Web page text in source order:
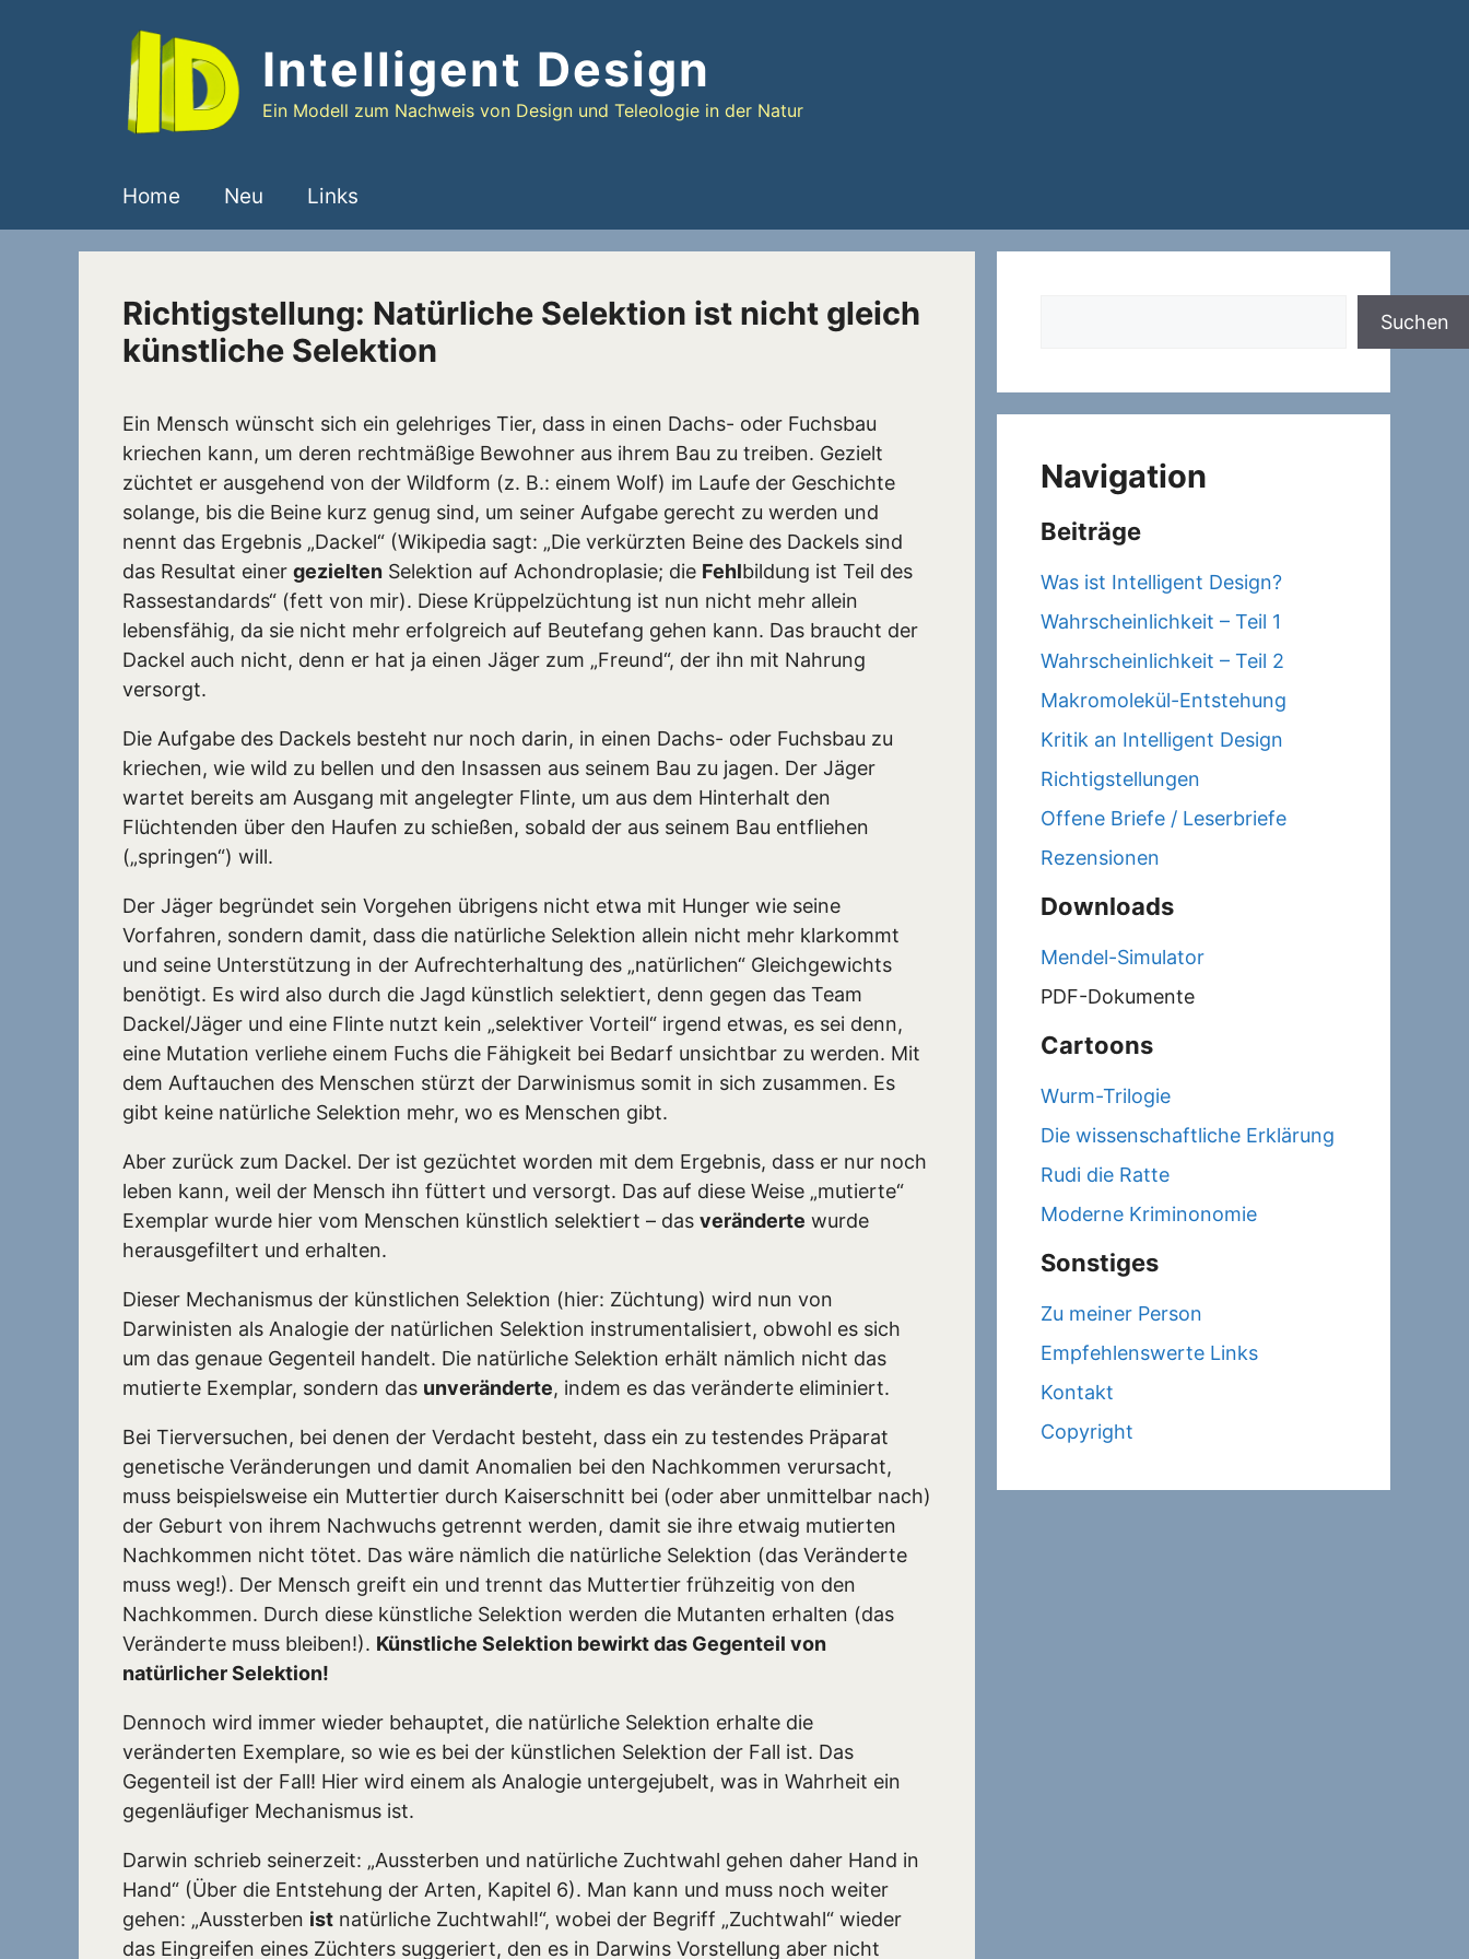
Intelligent Design
Ein Modell zum Nachweis von Design und Teleologie in der Natur
Home Neu Links
Richtigstellung: Natürliche Selektion ist nicht gleich
künstliche Selektion
Ein Mensch wünscht sich ein gelehriges Tier, dass in einen Dachs- oder Fuchsbau
kriechen kann, um deren rechtmäßige Bewohner aus ihrem Bau zu treiben. Gezielt
züchtet er ausgehend von der Wildform (z. B.: einem Wolf) im Laufe der Geschichte
solange, bis die Beine kurz genug sind, um seiner Aufgabe gerecht zu werden und
nennt das Ergebnis „Dackel“ (Wikipedia sagt: „Die verkürzten Beine des Dackels sind
das Resultat einer gezielten Selektion auf Achondroplasie; die Fehlbildung ist Teil des
Rassestandards“ (fett von mir). Diese Krüppelzüchtung ist nun nicht mehr allein
lebensfähig, da sie nicht mehr erfolgreich auf Beutefang gehen kann. Das braucht der
Dackel auch nicht, denn er hat ja einen Jäger zum „Freund“, der ihn mit Nahrung
versorgt.
Die Aufgabe des Dackels besteht nur noch darin, in einen Dachs- oder Fuchsbau zu
kriechen, wie wild zu bellen und den Insassen aus seinem Bau zu jagen. Der Jäger
wartet bereits am Ausgang mit angelegter Flinte, um aus dem Hinterhalt den
Flüchtenden über den Haufen zu schießen, sobald der aus seinem Bau entfliehen
(„springen“) will.
Der Jäger begründet sein Vorgehen übrigens nicht etwa mit Hunger wie seine
Vorfahren, sondern damit, dass die natürliche Selektion allein nicht mehr klarkommt
und seine Unterstützung in der Aufrechterhaltung des „natürlichen“ Gleichgewichts
benötigt. Es wird also durch die Jagd künstlich selektiert, denn gegen das Team
Dackel/Jäger und eine Flinte nutzt kein „selektiver Vorteil“ irgend etwas, es sei denn,
eine Mutation verliehe einem Fuchs die Fähigkeit bei Bedarf unsichtbar zu werden. Mit
dem Auftauchen des Menschen stürzt der Darwinismus somit in sich zusammen. Es
gibt keine natürliche Selektion mehr, wo es Menschen gibt.
Aber zurück zum Dackel. Der ist gezüchtet worden mit dem Ergebnis, dass er nur noch
leben kann, weil der Mensch ihn füttert und versorgt. Das auf diese Weise „mutierte“
Exemplar wurde hier vom Menschen künstlich selektiert – das veränderte wurde
herausgefiltert und erhalten.
Dieser Mechanismus der künstlichen Selektion (hier: Züchtung) wird nun von
Darwinisten als Analogie der natürlichen Selektion instrumentalisiert, obwohl es sich
um das genaue Gegenteil handelt. Die natürliche Selektion erhält nämlich nicht das
mutierte Exemplar, sondern das unveränderte, indem es das veränderte eliminiert.
Bei Tierversuchen, bei denen der Verdacht besteht, dass ein zu testendes Präparat
genetische Veränderungen und damit Anomalien bei den Nachkommen verursacht,
muss beispielsweise ein Muttertier durch Kaiserschnitt bei (oder aber unmittelbar nach)
der Geburt von ihrem Nachwuchs getrennt werden, damit sie ihre etwaig mutierten
Nachkommen nicht tötet. Das wäre nämlich die natürliche Selektion (das Veränderte
muss weg!). Der Mensch greift ein und trennt das Muttertier frühzeitig von den
Nachkommen. Durch diese künstliche Selektion werden die Mutanten erhalten (das
Veränderte muss bleiben!). Künstliche Selektion bewirkt das Gegenteil von
natürlicher Selektion!
Dennoch wird immer wieder behauptet, die natürliche Selektion erhalte die
veränderten Exemplare, so wie es bei der künstlichen Selektion der Fall ist. Das
Gegenteil ist der Fall! Hier wird einem als Analogie untergejubelt, was in Wahrheit ein
gegenläufiger Mechanismus ist.
Darwin schrieb seinerzeit: „Aussterben und natürliche Zuchtwahl gehen daher Hand in
Hand“ (Über die Entstehung der Arten, Kapitel 6). Man kann und muss noch weiter
gehen: „Aussterben ist natürliche Zuchtwahl!“, wobei der Begriff „Zuchtwahl“ wieder
das Eingreifen eines Züchters suggeriert, den es in Darwins Vorstellung aber nicht
Suchen
Navigation
Beiträge
Was ist Intelligent Design?
Wahrscheinlichkeit – Teil 1
Wahrscheinlichkeit – Teil 2
Makromolekül-Entstehung
Kritik an Intelligent Design
Richtigstellungen
Offene Briefe / Leserbriefe
Rezensionen
Downloads
Mendel-Simulator
PDF-Dokumente
Cartoons
Wurm-Trilogie
Die wissenschaftliche Erklärung
Rudi die Ratte
Moderne Kriminonomie
Sonstiges
Zu meiner Person
Empfehlenswerte Links
Kontakt
Copyright